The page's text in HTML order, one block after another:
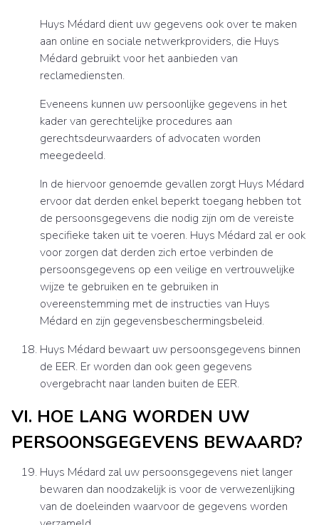
Huys Médard dient uw gegevens ook over te maken
aan online en sociale netwerkproviders, die Huys
Médard gebruikt voor het aanbieden van
reclamediensten.
Eveneens kunnen uw persoonlijke gegevens in het
kader van gerechtelijke procedures aan
gerechtsdeurwaarders of advocaten worden
meegedeeld.
In de hiervoor genoemde gevallen zorgt Huys Médard
ervoor dat derden enkel beperkt toegang hebben tot
de persoonsgegevens die nodig zijn om de vereiste
specifieke taken uit te voeren. Huys Médard zal er ook
voor zorgen dat derden zich ertoe verbinden de
persoonsgegevens op een veilige en vertrouwelijke
wijze te gebruiken en te gebruiken in
overeenstemming met de instructies van Huys
Médard en zijn gegevensbeschermingsbeleid.
Huys Médard bewaart uw persoonsgegevens binnen
de EER. Er worden dan ook geen gegevens
overgebracht naar landen buiten de EER.
VI. HOE LANG WORDEN UW
PERSOONSGEGEVENS BEWAARD?
Huys Médard zal uw persoonsgegevens niet langer
bewaren dan noodzakelijk is voor de verwezenlijking
van de doeleinden waarvoor de gegevens worden